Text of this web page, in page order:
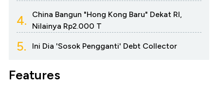
4.
China Bangun "Hong Kong Baru" Dekat RI,
Nilainya Rp2.000 T
5. Ini Dia 'Sosok Pengganti' Debt Collector
Features